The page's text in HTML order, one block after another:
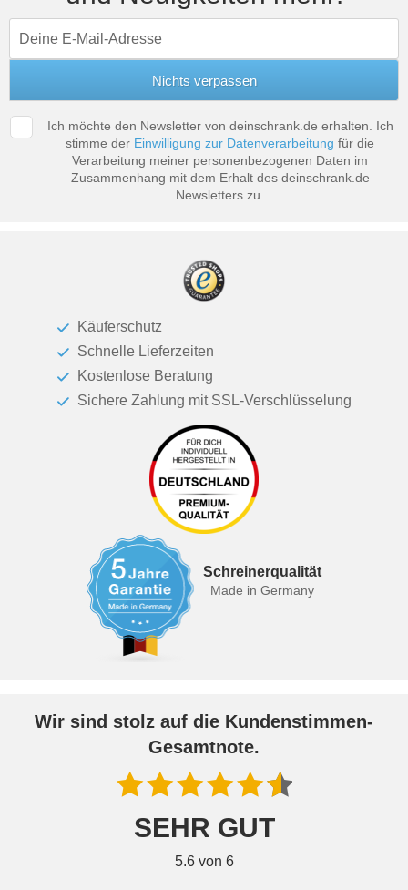
Ich möchte den Newsletter von deinschrank.de erhalten. Ich
stimme der Einwilligung zur Datenverarbeitung für die
Verarbeitung meiner personenbezogenen Daten im
Zusammenhang mit dem Erhalt des deinschrank.de
Newsletters zu.
Käuferschutz
Schnelle Lieferzeiten
Kostenlose Beratung
Sichere Zahlung mit SSL-Verschlüsselung
Schreinerqualität
Made in Germany
Wir sind stolz auf die Kundenstimmen-
Gesamtnote.
SEHR GUT
5.6 von 6